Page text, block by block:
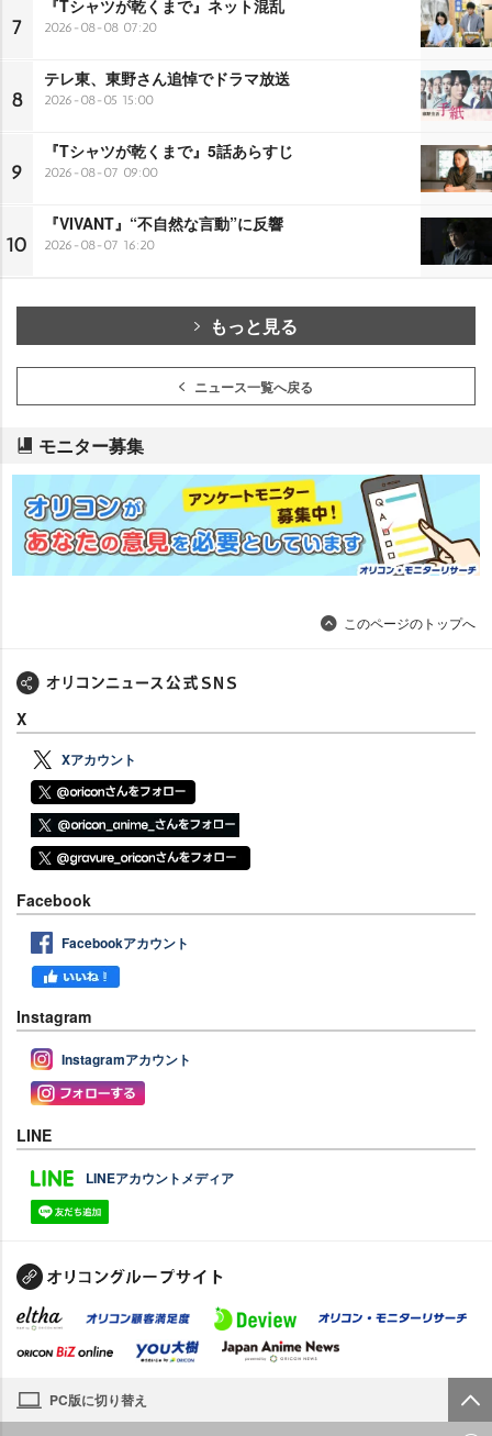
7
『Tシャツが乾くまで』ネット混乱
2026-08-08 07:20
8
テレ東、東野さん追悼でドラマ放送
2026-08-05 15:00
9
『Tシャツが乾くまで』5話あらすじ
2026-08-07 09:00
10
『VIVANT』“不自然な言動”に反響
2026-08-07 16:20
もっと見る
ニュース一覧へ戻る
モニター募集
このページのトップへ
X
Xアカウント
Facebook
Facebookアカウント
Instagram
Instagramアカウント
LINE
LINEアカウントメディア
PC版に切り替え